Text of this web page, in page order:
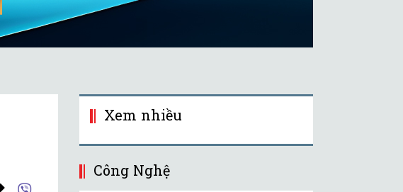
Xem nhiều
Công Nghệ